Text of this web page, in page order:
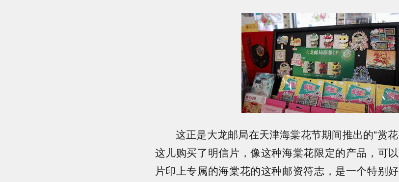
这正是大龙邮局在天津海棠花节期间推出的“赏花
这儿购买了明信片，像这种海棠花限定的产品，可
片印上专属的海棠花的这种邮资符志，是一个特别